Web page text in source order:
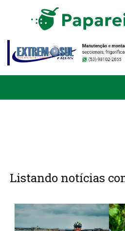
Listando notícias